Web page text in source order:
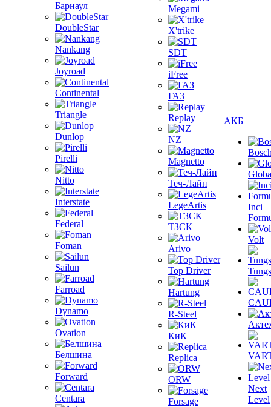
Барнаул
DoubleStar
Nankang
Joyroad
Continental
Triangle
Dunlop
Pirelli
Nitto
Interstate
Federal
Foman
Sailun
Farroad
Dynamo
Ovation
Белшина
Forward
Centara
Megami
X'trike
SDT
iFree
ГАЗ
Replay
NZ
Magnetto
Теч-Лайн
LegeArtis
ТЗСК
Arivo
Top Driver
Hartung
R-Steel
КиК
Replica
ORW
Forsage
АКБ
Inci
Volt
Next
Level